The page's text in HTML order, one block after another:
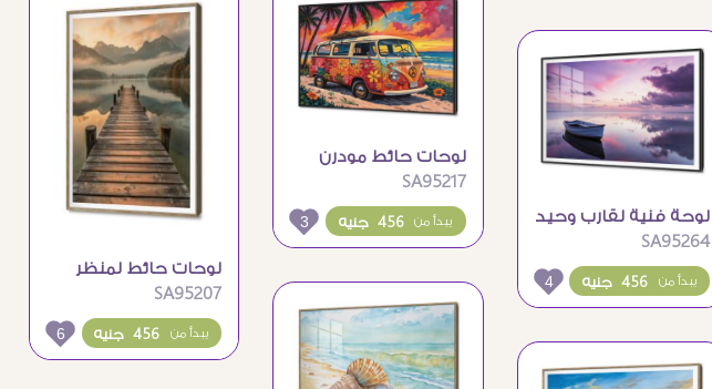
لوحة فنية لقارب وحيد
وسط بحيرة هادئة
SA95264
456 جنيه يبدأ من 4
لوحات حائط مودرن
لفان ملون على
الشاطئ
SA95217
456 جنيه يبدأ من 3
لوحات حائط لمنظر
طبيعي لجسر والبحيرة
والجبال
SA95207
456 جنيه يبدأ من 6